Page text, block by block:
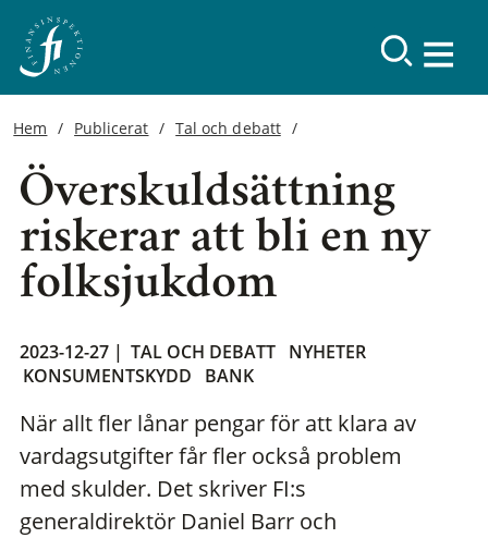
Hem Publicerat Tal och debatt
Överskuldsättning
riskerar att bli en ny
folksjukdom
2023-12-27 | TAL OCH DEBATT NYHETER
KONSUMENTSKYDD
BANK
När allt fler lånar pengar för att klara av
vardagsutgifter får fler också problem
med skulder. Det skriver FI:s
generaldirektör Daniel Barr och